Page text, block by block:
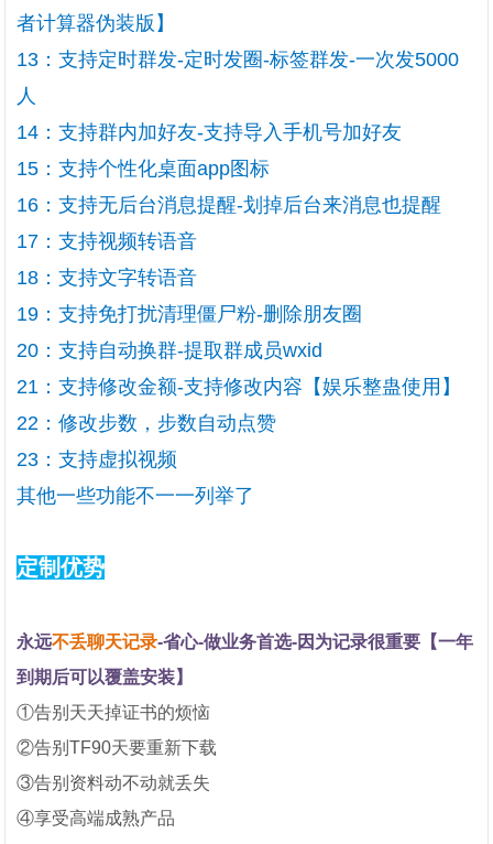
者计算器伪装版】
13：支持定时群发-定时发圈-标签群发-一次发5000
人
14：支持群内加好友-支持导入手机号加好友
15：支持个性化桌面app图标
16：支持无后台消息提醒-划掉后台来消息也提醒
17：支持视频转语音
18：支持文字转语音
19：支持免打扰清理僵尸粉-删除朋友圈
20：支持自动换群-提取群成员wxid
21：支持修改金额-支持修改内容【娱乐整蛊使用】
22：修改步数，步数自动点赞
23：支持虚拟视频
其他一些功能不一一列举了
定制优势
永远不丢聊天记录-省心-做业务首选-因为记录很重要【一年
到期后可以覆盖安装】
①告别天天掉证书的烦恼
②告别TF90天要重新下载
③告别资料动不动就丢失
④享受高端成熟产品